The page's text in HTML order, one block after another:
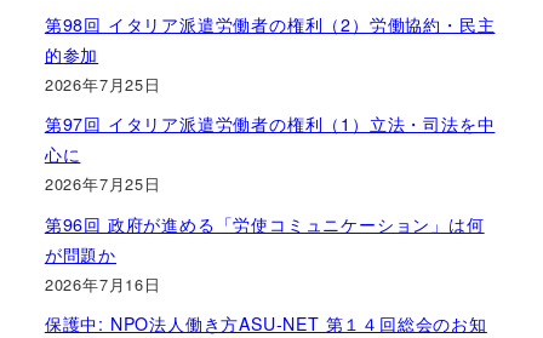
第98回 イタリア派遣労働者の権利（2）労働協約・民主
的参加
2026年7月25日
第97回 イタリア派遣労働者の権利（1）立法・司法を中
心に
2026年7月25日
第96回 政府が進める「労使コミュニケーション」は何
が問題か
2026年7月16日
保護中: NPO法人働き方ASU-NET 第１４回総会のお知